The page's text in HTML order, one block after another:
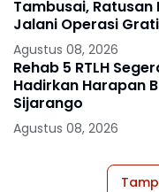
Tambusai, Ratusan
Jalani Operasi
Agustus 08, 2026
Rehab 5 RTLH
Hadirkan Harapan
Sijarango
Agustus 08, 2026